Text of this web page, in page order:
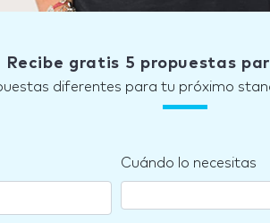
Recibe gratis 5 propuestas
diferentes para tu próximo
Cuándo lo necesitas